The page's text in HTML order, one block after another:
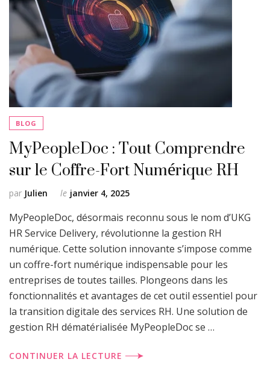
BLOG
MyPeopleDoc : Tout Comprendre
sur le Coffre-Fort Numérique RH
par Julien le janvier 4, 2025
MyPeopleDoc, désormais reconnu sous le nom d’UKG
HR Service Delivery, révolutionne la gestion RH
numérique. Cette solution innovante s’impose comme
un coffre-fort numérique indispensable pour les
entreprises de toutes tailles. Plongeons dans les
fonctionnalités et avantages de cet outil essentiel pour
la transition digitale des services RH. Une solution de
gestion RH dématérialisée MyPeopleDoc se …
CONTINUER LA LECTURE